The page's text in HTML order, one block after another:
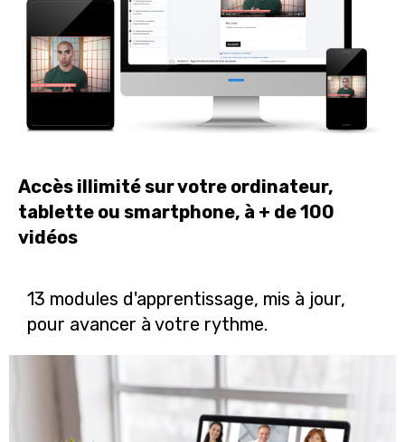
Accès illimité sur votre ordinateur,
tablette ou smartphone, à + de 100
vidéos
13 modules d'apprentissage, mis à jour,
pour avancer à votre rythme.